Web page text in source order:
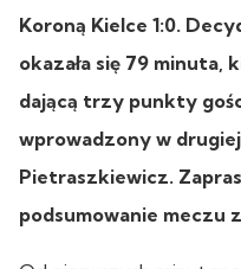
Koroną Kielce 1:0.
okazała się 79 minuta,
dającą trzy punkty
wprowadzony w
Pietraszkiewicz.
podsumowanie meczu